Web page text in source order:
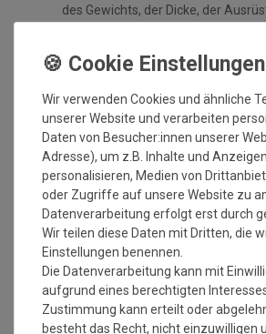
des Gewichts, der Dicke, der
Maßtoleranzen von 1-5 % können
Umtausch/Rückgabe
Weiterhin ist zu beachten, wenn der
verschiedenen Rollenbreiten
Farbabweichungen auf Grund der
Anfertigungen kommen kann.
Wie messe ich meinen Raum aus,
ausreicht?
Beim ausmessen des Raumes in
verlegt werden soll, bitte immer die
oder sonstige Aussparungen
Wir verwenden Cookies und ähnliche
unserer Website und verarbeiten
Daten von Besucher:innen unserer
Adresse), um z.B. Inhalte und
personalisieren, Medien von
oder Zugriffe auf unsere Website zu
Datenverarbeitung erfolgt erst durch
Wir teilen diese Daten mit Dritten, die
Einstellungen benennen.
Die Datenverarbeitung kann mit
aufgrund eines berechtigten
Zustimmung kann erteilt oder
besteht das Recht, nicht einzuwilligen